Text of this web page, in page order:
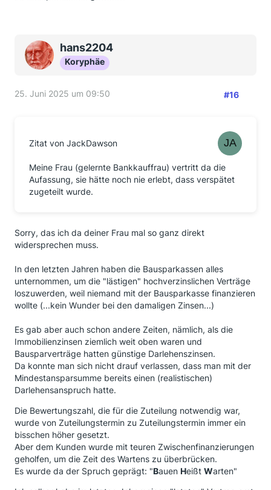
hans2204
Koryphäe
25. Juni 2025 um 09:50 #16
Zitat von JackDawson
Meine Frau (gelernte Bankkauffrau) vertritt da die
Aufassung, sie hätte noch nie erlebt, dass verspätet
zugeteilt wurde.
Sorry, das ich da deiner Frau mal so ganz direkt
widersprechen muss.
In den letzten Jahren haben die Bausparkassen alles
unternommen, um die "lästigen" hochverzinslichen Verträge
loszuwerden, weil niemand mit der Bausparkasse finanzieren
wollte (...kein Wunder bei den damaligen Zinsen...)
Es gab aber auch schon andere Zeiten, nämlich, als die
Immobilienzinsen ziemlich weit oben waren und
Bausparverträge hatten günstige Darlehenszinsen.
Da konnte man sich nicht drauf verlassen, dass man mit der
Mindestansparsumme bereits einen (realistischen)
Darlehensanspruch hatte.
Die Bewertungszahl, die für die Zuteilung notwendig war,
wurde von Zuteilungstermin zu Zuteilungstermin immer ein
bisschen höher gesetzt.
Aber dem Kunden wurde mit teuren Zwischenfinanzierungen
geholfen, um die Zeit des Wartens zu überbrücken.
Es wurde da der Spruch geprägt: "Bauen Heißt Warten"